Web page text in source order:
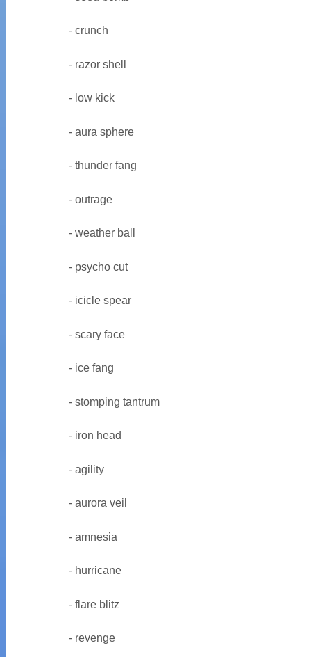
- crunch
- razor shell
- low kick
- aura sphere
- thunder fang
- outrage
- weather ball
- psycho cut
- icicle spear
- scary face
- ice fang
- stomping tantrum
- iron head
- agility
- aurora veil
- amnesia
- hurricane
- flare blitz
- revenge